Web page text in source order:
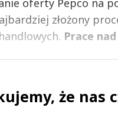
oferty Pepco na
złożony
Prace
że nas